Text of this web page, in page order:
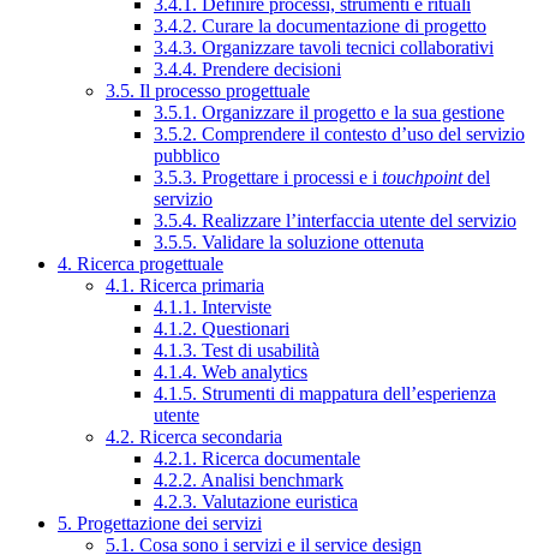
3.4.2. Curare la documentazione di progetto
3.4.3. Organizzare tavoli tecnici collaborativi
3.4.4. Prendere decisioni
3.5. Il processo progettuale
3.5.1. Organizzare il progetto e la sua gestione
3.5.2. Comprendere il contesto d’uso del servizio
pubblico
3.5.3. Progettare i processi e i touchpointdel
servizio
3.5.4. Realizzare l’interfaccia utente del servizio
3.5.5. Validare la soluzione ottenuta
4. Ricerca progettuale
4.1. Ricerca primaria
4.1.1. Interviste
4.1.2. Questionari
4.1.3. Test di usabilità
4.1.4. Web analytics
4.1.5. Strumenti di mappatura dell’esperienza
utente
4.2. Ricerca secondaria
4.2.1. Ricerca documentale
4.2.2. Analisi benchmark
4.2.3. Valutazione euristica
5. Progettazione dei servizi
5.1. Cosa sono i servizi e il service design